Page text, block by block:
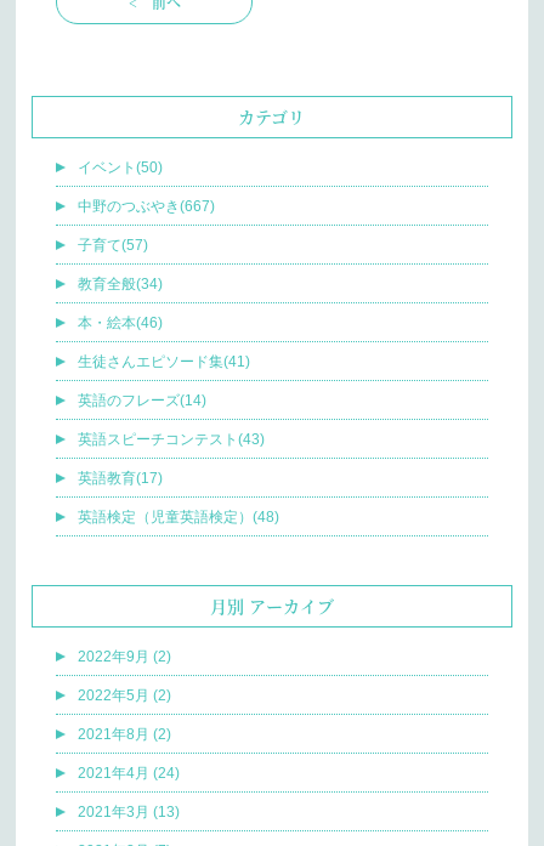
カテゴリ
イベント(50)
中野のつぶやき(667)
子育て(57)
教育全般(34)
本・絵本(46)
生徒さんエピソード集(41)
英語のフレーズ(14)
英語スピーチコンテスト(43)
英語教育(17)
英語検定（児童英語検定）(48)
月別 アーカイブ
2022年9月 (2)
2022年5月 (2)
2021年8月 (2)
2021年4月 (24)
2021年3月 (13)